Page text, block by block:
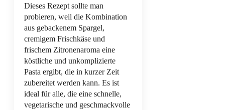
Dieses Rezept sollte man
probieren, weil die Kombination
aus gebackenem Spargel,
cremigem Frischkäse und
frischem Zitronenaroma eine
köstliche und unkomplizierte
Pasta ergibt, die in kurzer Zeit
zubereitet werden kann. Es ist
ideal für alle, die eine schnelle,
vegetarische und geschmackvolle